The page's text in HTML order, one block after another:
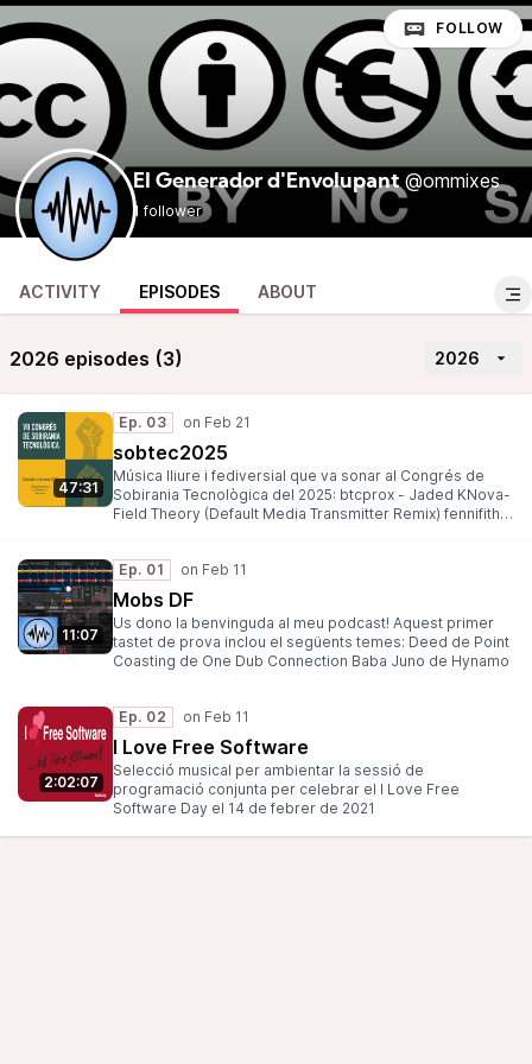
El Generador d'Envolupant @ommixes
1 follower
FOLLOW
ACTIVITY EPISODES ABOUT
2026 episodes (3) 2026
47:31
Ep. 03
sobtec2025
Música lliure i fediversial que va sonar al Congrés de
Sobirania Tecnològica del 2025: btcprox - Jaded KNova-
Field Theory (Default Media Transmitter Remix) fennifith -
Fediverso craque - Dubnbud Sotabosc - DUBsert
(Desert dub version) ft. Adala & Rovník Records 徒 Setto
セット - Darkweb
11:07
Ep. 01
Mobs DF
Us dono la benvinguda al meu podcast! Aquest primer
tastet de prova inclou el següents temes: Deed de Point
Coasting de One Dub Connection Baba Juno de Hynamo
2:02:07
Ep. 02
I Love Free Software
Selecció musical per ambientar la sessió de
programació conjunta per celebrar el I Love Free
Software Day el 14 de febrer de 2021